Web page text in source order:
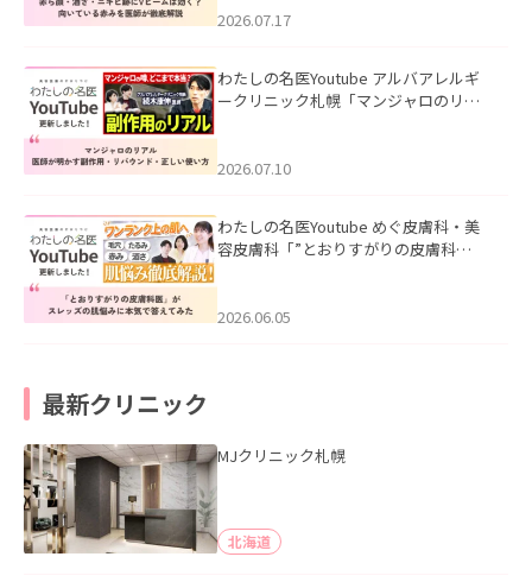
した。
2026.07.17
わたしの名医Youtube アルバアレルギ
ークリニック札幌「マンジャロのリア
た。
2026.07.10
わたしの名医Youtube めぐ皮膚科・美
容皮膚科「”とおりすがりの皮膚科
2026.06.05
最新クリニック
MJクリニック札幌
北海道